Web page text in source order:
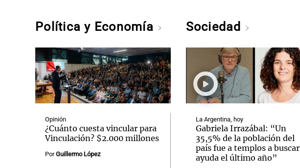
Política y Economía
Opinión
¿Cuánto cuesta vincular para
Vinculación? $2.000 millones
PorGuillermo López
Sociedad
La Argentina, hoy
Gabriela Irrazábal: “Un
35,5% de la población del
país fue a templos a buscar
ayuda el último año”